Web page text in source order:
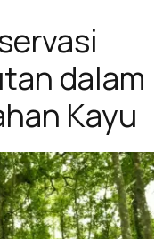
dalam
Kayu